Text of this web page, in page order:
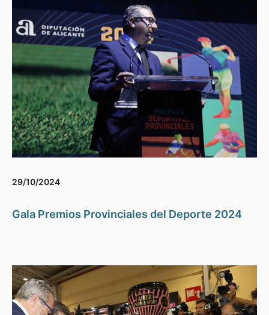
29/10/2024
Gala Premios Provinciales del Deporte 2024